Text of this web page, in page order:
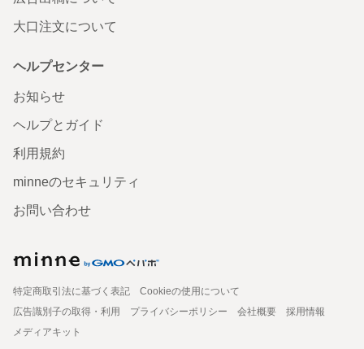
大口注文について
ヘルプセンター
お知らせ
ヘルプとガイド
利用規約
minneのセキュリティ
お問い合わせ
特定商取引法に基づく表記
Cookieの使用について
広告識別子の取得・利用
プライバシーポリシー 会社概要
採用情報
メディアキット